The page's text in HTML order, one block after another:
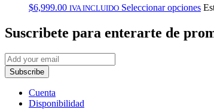
$6,999.00 IVA INCLUIDO Seleccionar opciones
Suscribete para enterarte de
Subscribe
Cuenta
Disponibilidad